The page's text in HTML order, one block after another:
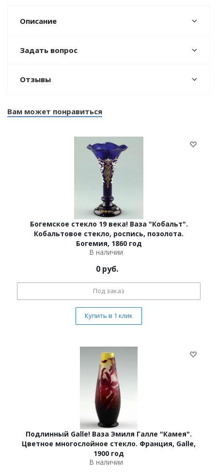
Описание
Задать вопрос
Отзывы
Вам может понравиться
Богемское стекло 19 века! Ваза "Кобальт".
Кобальтовое стекло, роспись, позолота.
Богемия, 1860 год
В наличии
0 руб.
Под заказ
Купить в 1 клик
Подлинный Galle! Ваза Эмиля Галле "Камея".
Цветное многослойное стекло. Франция, Galle,
1900 год
В наличии